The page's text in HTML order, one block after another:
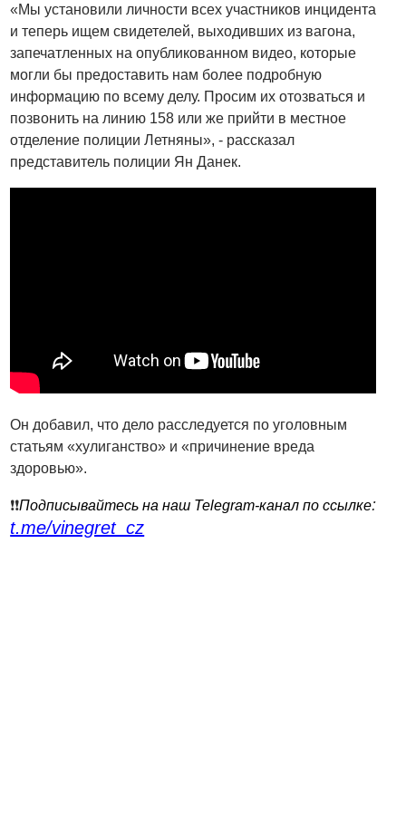
«Мы установили личности всех участников инцидента
и теперь ищем свидетелей, выходивших из вагона,
запечатленных на опубликованном видео, которые
могли бы предоставить нам более подробную
информацию по всему делу. Просим их отозваться и
позвонить на линию 158 или же прийти в местное
отделение полиции Летняны», - рассказал
представитель полиции Ян Данек.
Он добавил, что дело расследуется по уголовным
статьям «хулиганство» и «причинение вреда
здоровью».
❗️❗️Подписывайтесь на наш Telegram-канал по ссылке:
t.me/vinegret_cz